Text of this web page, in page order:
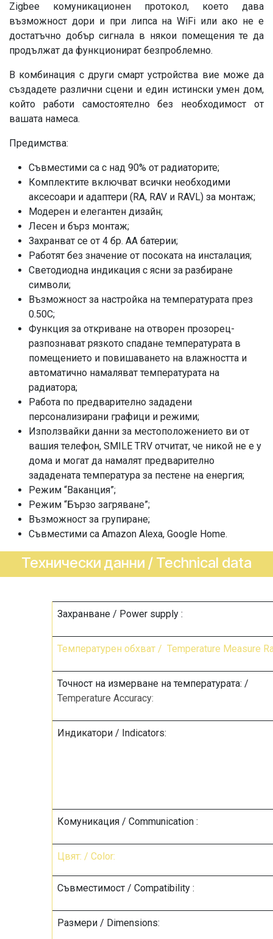
Zigbee комуникационен протокол, което дава
възможност дори и при липса на WiFi или ако не е
достатъчно добър сигнала в някои помещения те да
продължат да функционират безпроблемно.
В комбинация с други смарт устройства вие може да
създадете различни сцени и един истински умен дом,
който работи самостоятелно без необходимост от
вашата намеса.
Предимства:
Съвместими са с над 90% от радиаторите;
Комплектите включват всички необходими
аксесоари и адаптери (RA, RAV и RAVL) за монтаж;
Модерен и елегантен дизайн;
Лесен и бърз монтаж;
Захранват се от 4 бр. АА батерии;
Работят без значение от посоката на инсталация;
Светодиодна индикация с ясни за разбиране
символи;
Възможност за настройка на температурата през
0.50C;
Функция за откриване на отворен прозорец-
разпознават рязкото спадане температурата в
помещението и повишаването на влажността и
автоматично намаляват температурата на
радиатора;
Работа по предварително зададени
персонализирани графици и режими;
Използвайки данни за местоположението ви от
вашия телефон, SMILE TRV отчитат, че никой не е у
дома и могат да намалят предварително
зададената температура за пестене на енергия;
Режим “Ваканция”;
Режим “Бързо загряване”;
Възможност за групиране;
Съвместими са Amazon Alexa, Google Home.
Технически данни / Technical data
Захранване / Power supply :
Температурен обхват / Temperature Measure
Точност на измерване на температурата: /
Temperature Accuracy:
Индикатори / Indicators:
Комуникация / Communication :
Цвят: / Color:
Съвместимост / Compatibility :
Размери / Dimensions: